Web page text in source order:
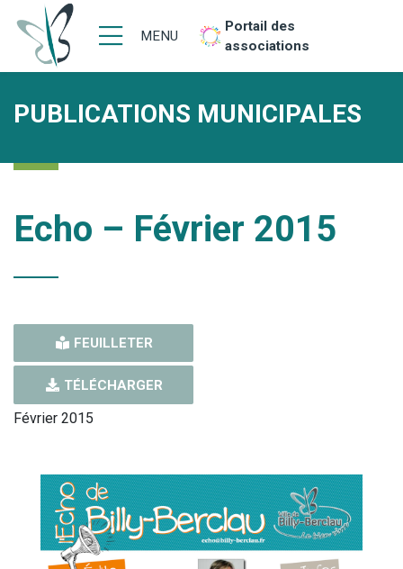
MENU
Portail des
associations
PUBLICATIONS MUNICIPALES
Echo – Février 2015
FEUILLETER
TÉLÉCHARGER
Février 2015